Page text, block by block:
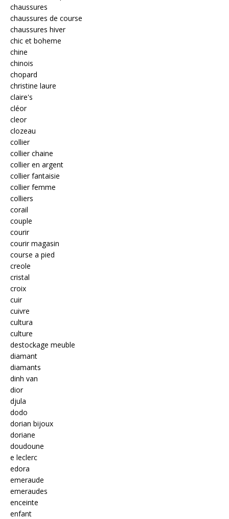
chaussures
chaussures de course
chaussures hiver
chic et boheme
chine
chinois
chopard
christine laure
claire's
cléor
cleor
clozeau
collier
collier chaine
collier en argent
collier fantaisie
collier femme
colliers
corail
couple
courir
courir magasin
course a pied
creole
cristal
croix
cuir
cuivre
cultura
culture
destockage meuble
diamant
diamants
dinh van
dior
djula
dodo
dorian bijoux
doriane
doudoune
e leclerc
edora
emeraude
emeraudes
enceinte
enfant